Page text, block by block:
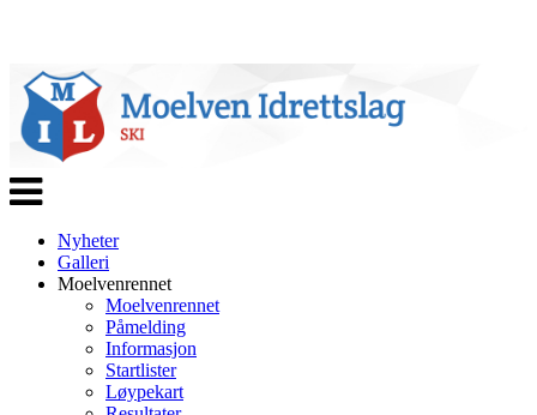
Veksle
navigasjon
Nyheter
Galleri
Moelvenrennet
Moelvenrennet
Påmelding
Informasjon
Startlister
Løypekart